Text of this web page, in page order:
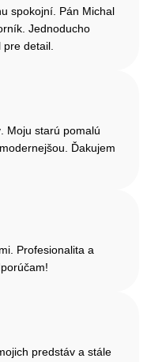
spokojní. Pán Michal
Jednoducho
pre detail.
Moju starú pomalú
Ďakujem
Profesionalita a
predstáv a stále